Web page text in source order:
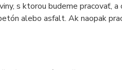
s ktorou budeme pracovať,
alebo asfalt. Ak naopak